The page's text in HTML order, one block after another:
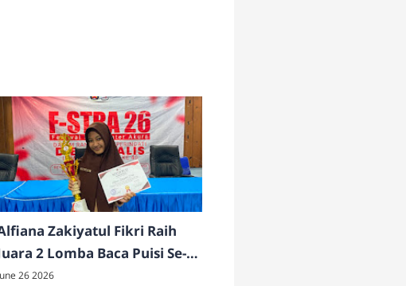
Zakiyatul Fikri Raih
2 Lomba Baca Puisi Se-
26 2026